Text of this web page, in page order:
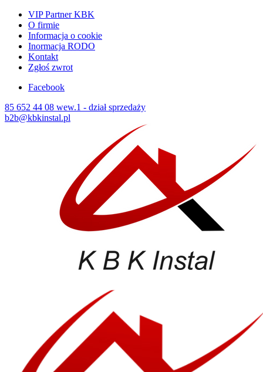
VIP Partner KBK
O firmie
Informacja o cookie
Inormacja RODO
Kontakt
Zgłoś zwrot
Facebook
85 652 44 08 wew.1 - dział sprzedaży
b2b@kbkinstal.pl